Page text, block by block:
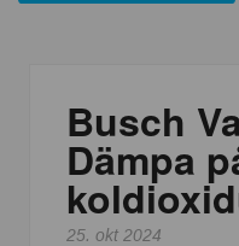
Busch
Dämpa
25. okt 2024